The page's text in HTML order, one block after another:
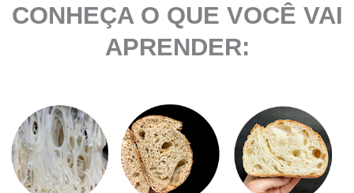
CONHEÇA O QUE VOCÊ VAI
APRENDER: